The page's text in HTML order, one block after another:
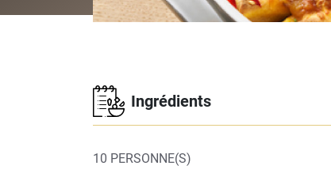
Ingrédients
10 PERSONNE(S)